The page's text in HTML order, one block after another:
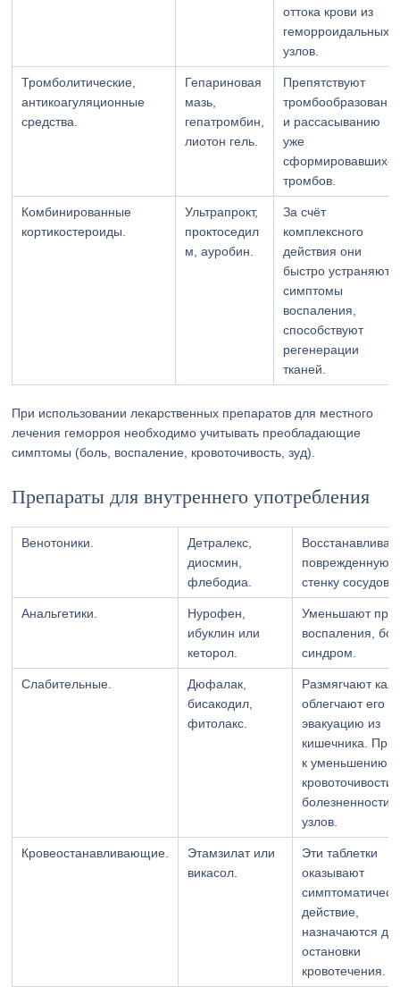
оттока крови из
геморроидальных
узлов.
Тромболитические,
антикоагуляционные
средства.
Гепариновая
мазь,
гепатромбин,
лиотон гель.
Препятствуют
и рассасыванию
уже
тромбов.
Комбинированные
кортикостероиды.
Ультрапрокт,
проктоседил
м, ауробин.
За счёт
комплексного
действия они
быстро устраняют
симптомы
воспаления,
способствуют
регенерации
тканей.
При использовании лекарственных препаратов для местного
лечения геморроя необходимо учитывать преобладающие
симптомы (боль, воспаление, кровоточивость, зуд).
Препараты для внутреннего употребления
Венотоники.
Детралекс,
диосмин,
флебодиа.
поврежденную
стенку сосудов.
Анальгетики.
Нурофен,
ибуклин или
кеторол.
Уменьшают
воспаления,
синдром.
Слабительные.
Дюфалак,
бисакодил,
фитолакс.
Размягчают кал,
облегчают его
эвакуацию из
кишечника.
к уменьшению
кровоточивости
болезненности
узлов.
Кровеостанавливающие.
Этамзилат или
викасол.
Эти таблетки
оказывают
действие,
назначаются до
остановки
кровотечения.